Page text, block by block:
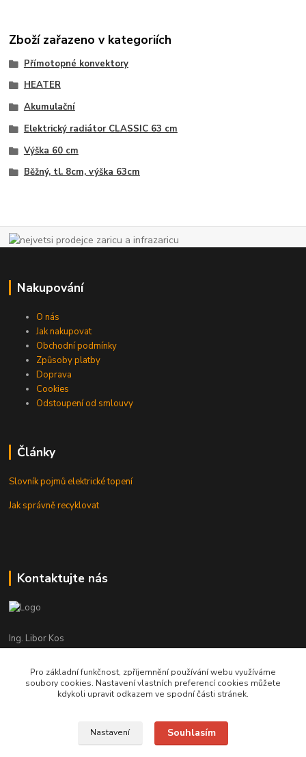
Zboží zařazeno v kategoriích
Přímotopné konvektory
HEATER
Akumulační
Elektrický radiátor CLASSIC 63 cm
Výška 60 cm
Běžný, tl. 8cm, výška 63cm
Nakupování
O nás
Jak nakupovat
Obchodní podmínky
Způsoby platby
Doprava
Cookies
Odstoupení od smlouvy
Články
Slovník pojmů elektrické topení
Jak správně recyklovat
Kontaktujte nás
Ing. Libor Kos
+420 601 555 225
(Po-Pá: 8-17:00 hod.)
info@infrasystemy.cz
Pro základní funkčnost, zpříjemnění používání webu využíváme
soubory cookies. Nastavení vlastních preferencí cookies můžete
kdykoli upravit odkazem ve spodní části stránek.
Nastavení Souhlasím